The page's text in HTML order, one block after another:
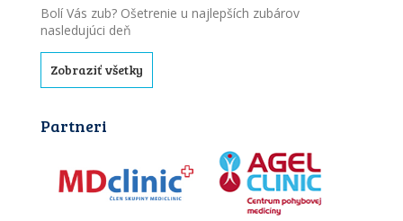
Bolí Vás zub? Ošetrenie u najlepších zubárov
nasledujúci deň
Zobraziť všetky
Partneri